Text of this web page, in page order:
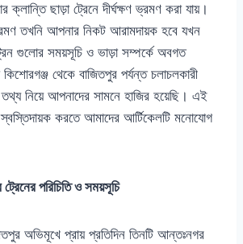
ছাড়া ট্রেনে দীর্ঘক্ষণ ভ্রমণ করা যায়।
তখনি আপনার নিকট আরামদায়ক হবে যখন
গুলোর সময়সূচি ও ভাড়া সম্পর্কে অবগত
থেকে বাজিতপুর পর্যন্ত চলাচলকারী
নিয়ে আপনাদের সামনে হাজির হয়েছি। এই
করতে আমাদের আর্টিকেলটি মনোযোগ
পরিচিতি ও সময়সূচি
অভিমূখে প্রায় প্রতিদিন তিনটি আন্তঃনগর